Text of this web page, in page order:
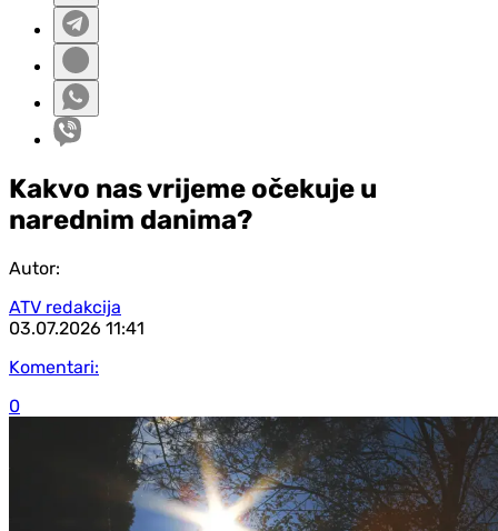
Kakvo nas vrijeme očekuje u
narednim danima?
Autor:
ATV redakcija
03.07.2026 11:41
Komentari:
0